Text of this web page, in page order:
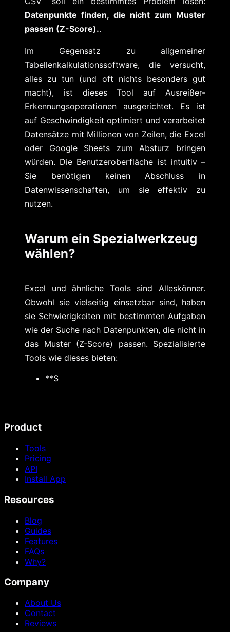
Datenpunkte finden, die nicht zum Muster
passen (Z-Score)..
Im Gegensatz zu allgemeiner
Tabellenkalkulationssoftware, die versucht,
alles zu tun (und oft nichts besonders gut
macht), ist dieses Tool auf Ausreißer-
Erkennungsoperationen ausgerichtet. Es ist
auf Geschwindigkeit optimiert und verarbeitet
Datensätze mit Millionen von Zeilen, die Excel
oder Google Sheets zum Absturz bringen
würden. Die Benutzeroberfläche ist intuitiv –
Sie benötigen keinen Abschluss in
Datenwissenschaften, um sie effektiv zu
nutzen.
Warum ein Spezialwerkzeug
wählen?
Excel und ähnliche Tools sind Alleskönner.
Obwohl sie vielseitig einsetzbar sind, haben
sie Schwierigkeiten mit bestimmten Aufgaben
wie der Suche nach Datenpunkten, die nicht in
das Muster (Z-Score) passen. Spezialisierte
Tools wie dieses bieten:
**S
Product
Tools
Pricing
API
Install App
Resources
Blog
Guides
Features
FAQs
Why?
Company
About Us
Contact
Reviews